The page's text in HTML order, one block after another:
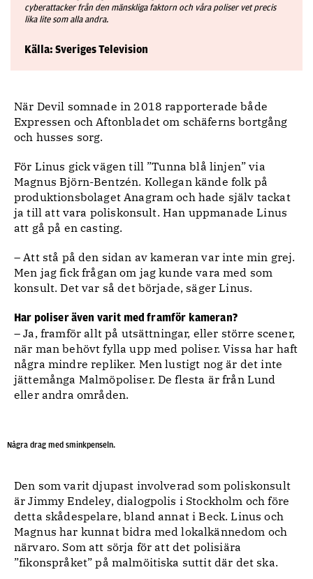
cyberattacker från den mänskliga faktorn och våra poliser vet precis
lika lite som alla andra.
Källa: Sveriges Television
När Devil somnade in 2018 rapporterade både
Expressen och Aftonbladet om schäferns bortgång
och husses sorg.
För Linus gick vägen till ”Tunna blå linjen” via
Magnus Björn-Bentzén. Kollegan kände folk på
produktionsbolaget Anagram och hade själv tackat
ja till att vara poliskonsult. Han uppmanade Linus
att gå på en casting.
– Att stå på den sidan av kameran var inte min grej.
Men jag fick frågan om jag kunde vara med som
konsult. Det var så det började, säger Linus.
Har poliser även varit med framför kameran?
– Ja, framför allt på utsättningar, eller större scener,
när man behövt fylla upp med poliser. Vissa har haft
några mindre repliker. Men lustigt nog är det inte
jättemånga Malmöpoliser. De flesta är från Lund
eller andra områden.
Några drag med sminkpenseln.
Den som varit djupast involverad som poliskonsult
är Jimmy Endeley, dialogpolis i Stockholm och före
detta skådespelare, bland annat i Beck. Linus och
Magnus har kunnat bidra med lokalkännedom och
närvaro. Som att sörja för att det polisiära
”fikonspråket” på malmöitiska suttit där det ska.